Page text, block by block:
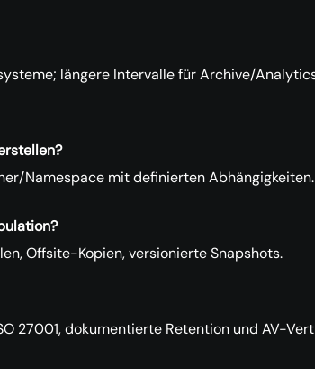
längere Intervalle für Archive/
Namespace mit definierten Abhängigkeiten.
Offsite-Kopien, versionierte Snapshots.
27001, dokumentierte Retention und AV-